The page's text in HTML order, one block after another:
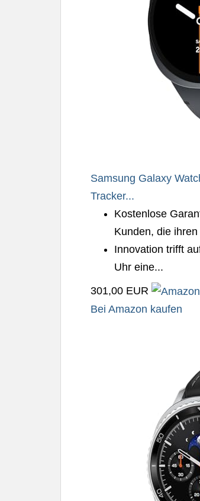
Samsung Galaxy
Tracker...
Kostenlose
Kunden, die
Innovation trifft
Uhr eine...
301,00 EUR
Bei Amazon kaufen